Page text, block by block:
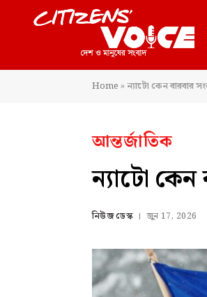
Home»ন্যাটো কেন বারবার
আন্তর্জাতিক
ন্যাটো
নিউজ ডেস্ক জুন 17, 2026